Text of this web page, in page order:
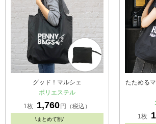
グッド！マルシェ
ポリエステル
1枚
1,760円（税込）
\まとめて割/
たためる
1枚